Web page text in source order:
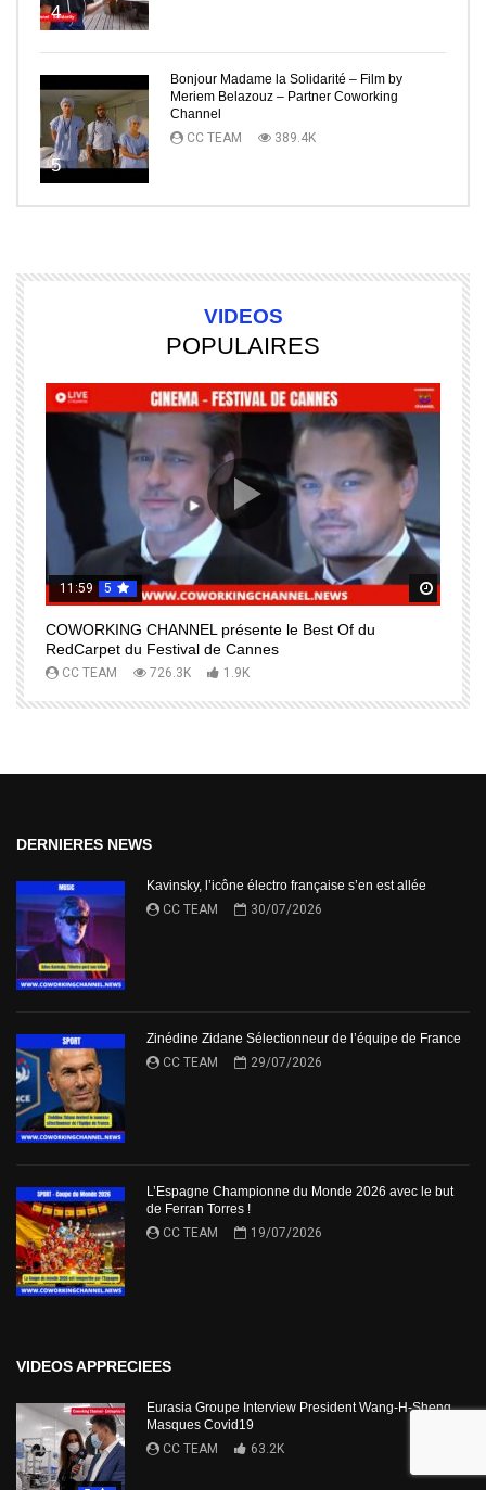
4
5
Bonjour Madame la Solidarité – Film by
Meriem Belazouz – Partner Coworking
Channel
CC TEAM
389.4K
VIDEOS
POPULAIRES
Regardez Plus Tard
11:59 5
COWORKING CHANNEL présente le Best Of du
RedCarpet du Festival de Cannes
CC TEAM 726.3K 1.9K
DERNIERES NEWS
Kavinsky, l’icône électro française s’en est allée
CC TEAM
30/07/2026
Zinédine Zidane Sélectionneur de l’équipe de France
CC TEAM
29/07/2026
L’Espagne Championne du Monde 2026 avec le but
de Ferran Torres !
CC TEAM
19/07/2026
VIDEOS APPRECIEES
Eurasia Groupe Interview President Wang-H-Sheng
Masques Covid19
CC TEAM
63.2K